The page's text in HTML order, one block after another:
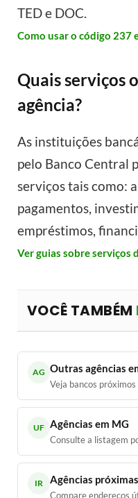
TED e DOC.
Como usar o código 237
Quais serviços
agência?
As instituições
pelo Banco Central
serviços tais como:
pagamentos,
empréstimos,
Ver guias sobre serviços
VOCÊ TAMBÉM
AG Outras agências
Veja bancos
UF Agências em MG
Consulte a listagem
IR Agências próximas
Compare endereços